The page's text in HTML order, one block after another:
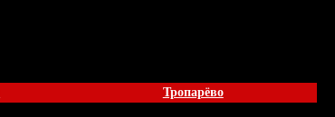
Тропарёво